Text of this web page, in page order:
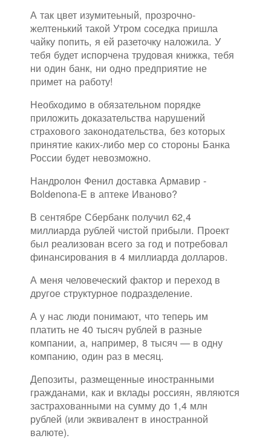
А так цвет изумитеьный, прозрочно-
желтенький такой Утром соседка пришла
чайку попить, я ей разеточку наложила. У
тебя будет испорчена трудовая книжка, тебя
ни один банк, ни одно предприятие не
примет на работу!
Необходимо в обязательном порядке
приложить доказательства нарушений
страхового законодательства, без которых
принятие каких-либо мер со стороны Банка
России будет невозможно.
Нандролон Фенил доставка Армавир -
Boldenona-E в аптеке Иваново?
В сентябре Сбербанк получил 62,4
миллиарда рублей чистой прибыли. Проект
был реализован всего за год и потребовал
финансирования в 4 миллиарда долларов.
А меня человеческий фактор и переход в
другое структурное подразделение.
А у нас люди понимают, что теперь им
платить не 40 тысяч рублей в разные
компании, а, например, 8 тысяч — в одну
компанию, один раз в месяц.
Депозиты, размещенные иностранными
гражданами, как и вклады россиян, являются
застрахованными на сумму до 1,4 млн
рублей (или эквивалент в иностранной
валюте).